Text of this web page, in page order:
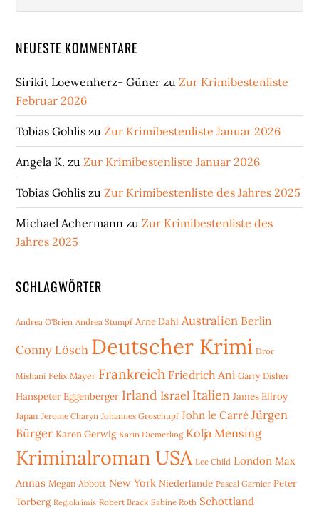
NEUESTE KOMMENTARE
Sirikit Loewenherz- Güner zuZur Krimibestenliste
Februar 2026
Tobias Gohlis zuZur Krimibestenliste Januar 2026
Angela K. zuZur Krimibestenliste Januar 2026
Tobias Gohlis zuZur Krimibestenliste des Jahres 2025
Michael Achermann zuZur Krimibestenliste des
Jahres 2025
SCHLAGWÖRTER
Andrea O'Brien Andrea Stumpf Arne Dahl Australien Berlin
Conny Lösch Deutscher Krimi Dror
Mishani Felix Mayer Frankreich Friedrich Ani Garry Disher
Hanspeter Eggenberger Irland Israel Italien James Ellroy
Japan Jerome Charyn Johannes Groschupf John le Carré Jürgen
Bürger Karen Gerwig Karin Diemerling Kolja Mensing
Kriminalroman USA Lee Child London Max
Annas Megan Abbott New York Niederlande Pascal Garnier Peter
Torberg Regiokrimis Robert Brack Sabine Roth Schottland